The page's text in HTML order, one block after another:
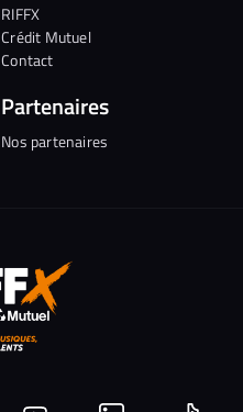
RIFFX
Crédit Mutuel
Contact
Partenaires
Nos partenaires